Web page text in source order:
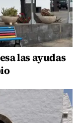
las ayudas